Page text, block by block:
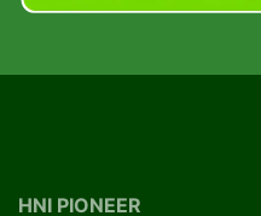
HNI PIONEER